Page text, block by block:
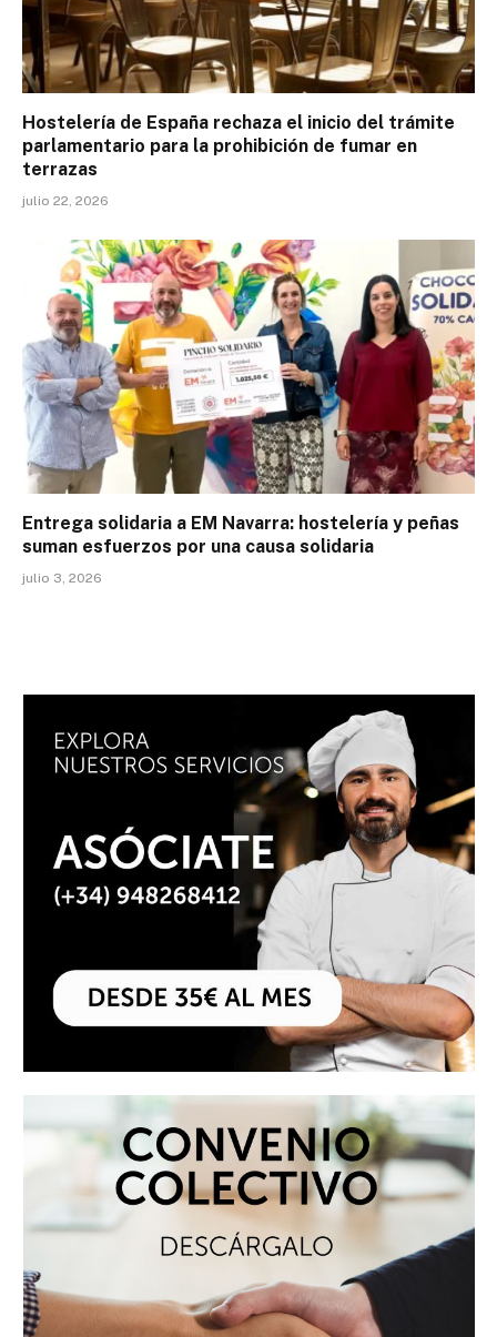
Hostelería de España rechaza el inicio del trámite
parlamentario para la prohibición de fumar en
terrazas
julio 22, 2026
Entrega solidaria a EM Navarra: hostelería y peñas
suman esfuerzos por una causa solidaria
julio 3, 2026